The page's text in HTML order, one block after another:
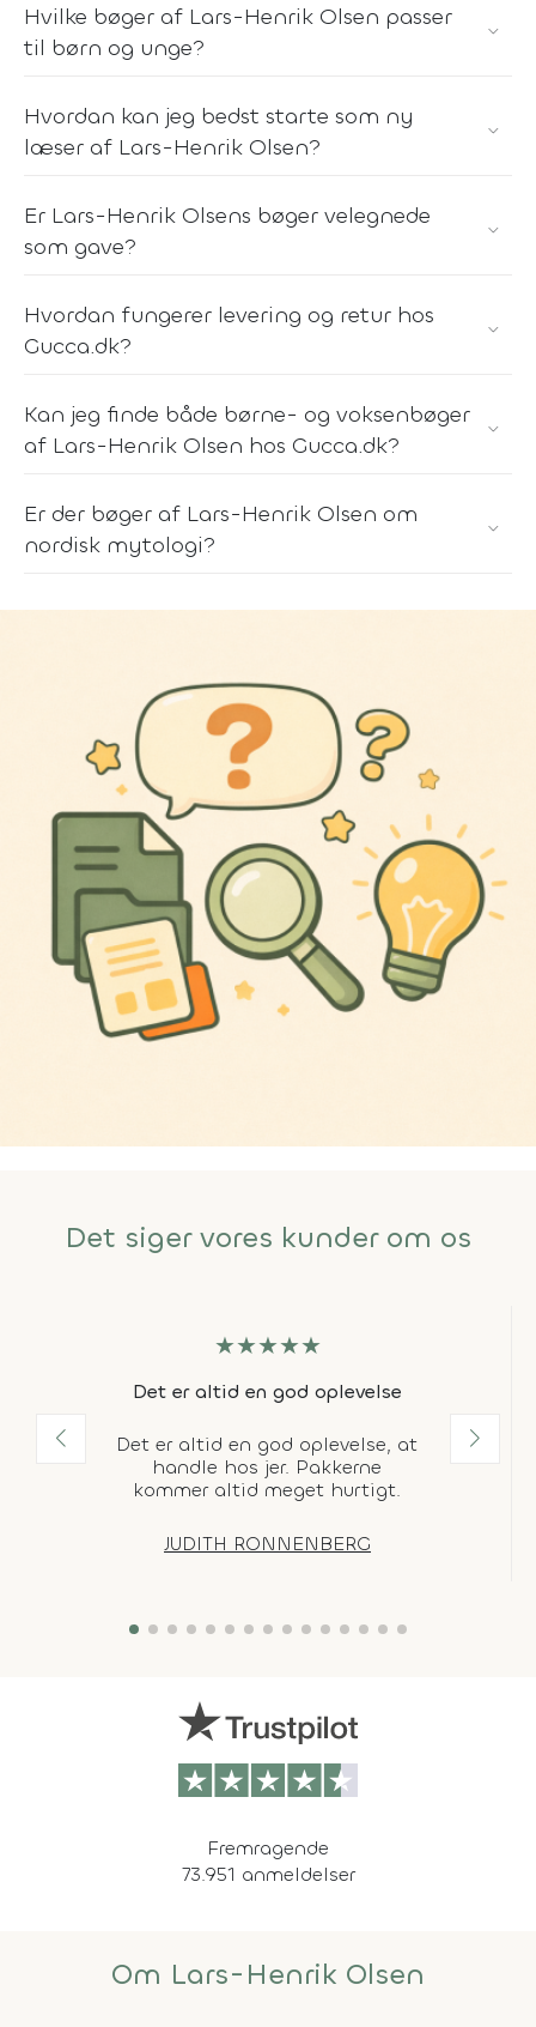
Hvilke bøger af Lars-Henrik Olsen passer
til børn og unge?
Hvordan kan jeg bedst starte som ny
læser af Lars-Henrik Olsen?
Er Lars-Henrik Olsens bøger velegnede
som gave?
Hvordan fungerer levering og retur hos
Gucca.dk?
Kan jeg finde både børne- og voksenbøger
af Lars-Henrik Olsen hos Gucca.dk?
Er der bøger af Lars-Henrik Olsen om
nordisk mytologi?
Det siger vores kunder om os
★★★★★
Det er altid en god oplevelse
Det er altid en god oplevelse, at
handle hos jer. Pakkerne
kommer altid meget hurtigt.
JUDITH RONNENBERG
Fremragende
73.951 anmeldelser
Om Lars-Henrik Olsen